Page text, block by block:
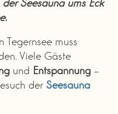
Tegernsee muss
Viele Gäste
und Entspannung –
derSeesauna